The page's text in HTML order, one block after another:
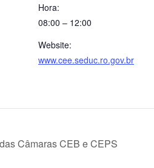
Hora:
08:00 – 12:00
Website:
www.cee.seduc.ro.gov.br
Câmaras CEB e CEPS